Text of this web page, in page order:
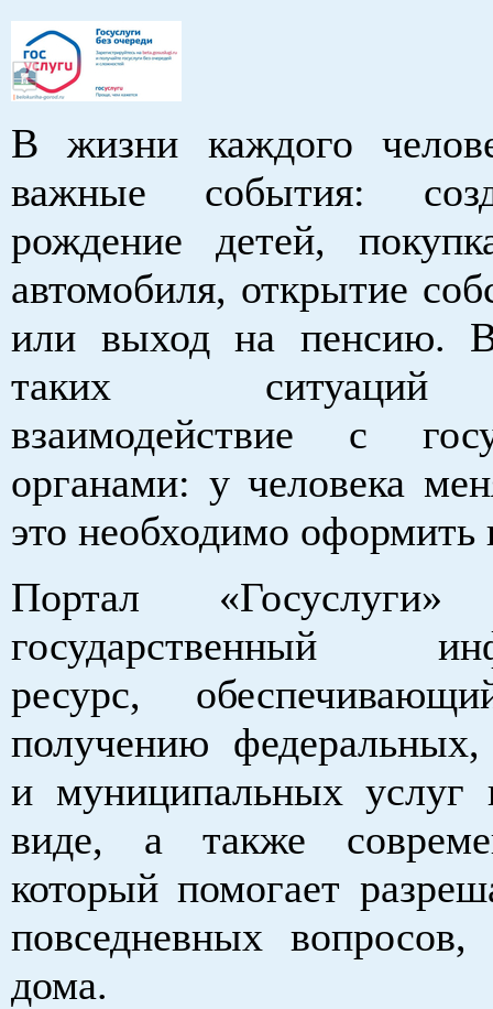
В жизни каждого
важные события:
рождение детей,
автомобиля, открытие
или выход на пенсию.
таких ситуаций
взаимодействие с
органами: у человека
это необходимо
Портал
государственный
ресурс,
получению федеральных,
и муниципальных услуг
виде, а также
который помогает
повседневных
дома.